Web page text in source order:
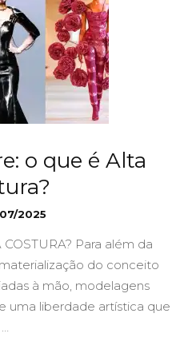
o que é Alta
2025
Para além da
do conceito
à mão, modelagens
uma liberdade artística que
…